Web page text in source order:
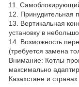
11.
12. Принудительная
13. Вертикальная
установку в
14. Возможность
(требуется замена
Внимание: Котлы
максимально
Казахстане и